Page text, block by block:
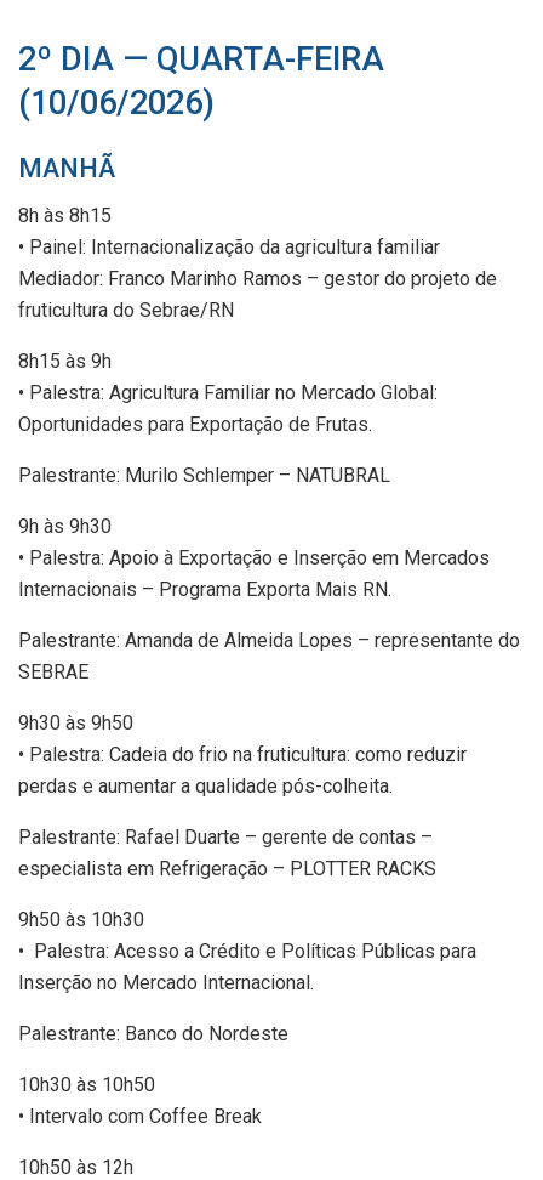
2º DIA — QUARTA-FEIRA
(10/06/2026)
MANHÃ
8h às 8h15
• Painel: Internacionalização da agricultura familiar
Mediador: Franco Marinho Ramos – gestor do projeto de
fruticultura do Sebrae/RN
8h15 às 9h
• Palestra: Agricultura Familiar no Mercado Global:
Oportunidades para Exportação de Frutas.
Palestrante: Murilo Schlemper – NATUBRAL
9h às 9h30
• Palestra: Apoio à Exportação e Inserção em Mercados
Internacionais – Programa Exporta Mais RN.
Palestrante: Amanda de Almeida Lopes – representante do
SEBRAE
9h30 às 9h50
• Palestra: Cadeia do frio na fruticultura: como reduzir
perdas e aumentar a qualidade pós-colheita.
Palestrante: Rafael Duarte – gerente de contas –
especialista em Refrigeração – PLOTTER RACKS
9h50 às 10h30
• Palestra: Acesso a Crédito e Políticas Públicas para
Inserção no Mercado Internacional.
Palestrante: Banco do Nordeste
10h30 às 10h50
• Intervalo com Coffee Break
10h50 às 12h